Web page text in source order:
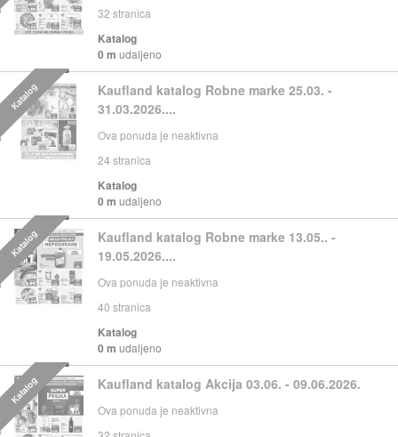
32 stranica
Katalog
0 m udaljeno
Kaufland katalog Robne marke 25.03. -
31.03.2026....
Ova ponuda je neaktivna
24 stranica
Katalog
0 m udaljeno
Katalog
Kaufland katalog Robne marke 13.05.. -
19.05.2026....
Ova ponuda je neaktivna
40 stranica
Katalog
0 m udaljeno
Katalog
Kaufland katalog Akcija 03.06. - 09.06.2026.
Ova ponuda je neaktivna
Katalog